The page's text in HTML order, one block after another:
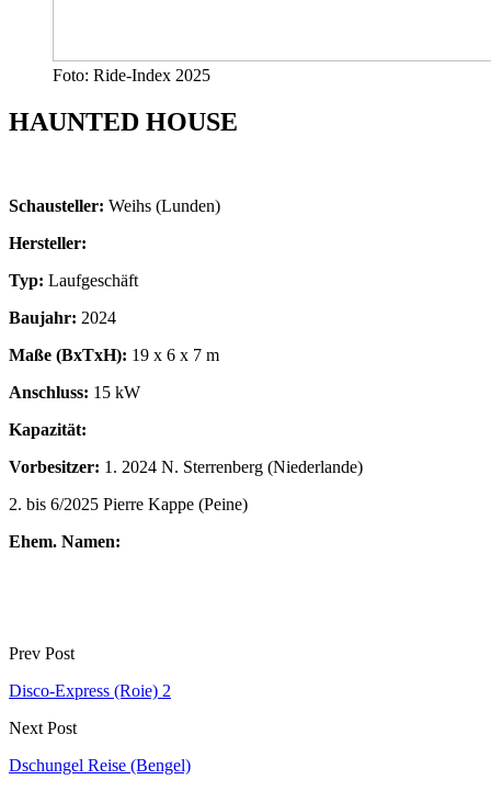
Foto: Ride-Index 2025
HAUNTED HOUSE
Schausteller: Weihs (Lunden)
Hersteller:
Typ: Laufgeschäft
Baujahr: 2024
Maße (BxTxH): 19 x 6 x 7 m
Anschluss: 15 kW
Kapazität:
Vorbesitzer: 1. 2024 N. Sterrenberg (Niederlande)
2. bis 6/2025 Pierre Kappe (Peine)
Ehem. Namen:
Prev Post
Disco-Express (Roie) 2
Next Post
Dschungel Reise (Bengel)